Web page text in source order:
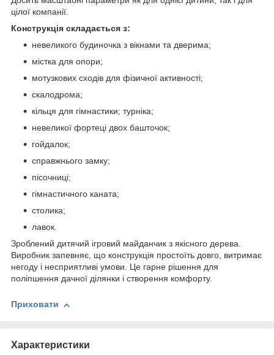
цілої компанії.
Конструкція складається з:
невеликого будиночка з вікнами та дверима;
містка для опори;
мотузкових сходів для фізичної активності;
скалодрома;
кільця для гімнастики; турніка;
невеликої фортеці двох башточок;
гойдалок;
справжнього замку;
пісочниці;
гімнастичного каната;
столика;
лавок.
Зроблений дитячий ігровий майданчик з якісного дерева.
Виробник запевняє, що конструкція простоїть довго, витримає
негоду і несприятливі умови. Це гарне рішення для
поліпшення дачної ділянки і створення комфорту.
Приховати
Характеристики